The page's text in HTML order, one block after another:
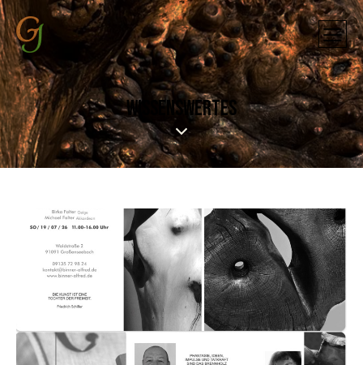
WISSENSWERTES